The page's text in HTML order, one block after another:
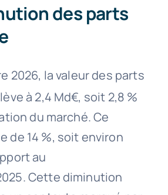
des parts
2026, la valeur des parts
à 2,4 Md€, soit 2,8 %
du marché. Ce
de 14 %, soit environ
au
Cette diminution